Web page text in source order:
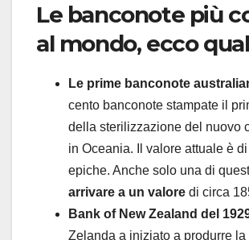
Le banconote più
al mondo, ecco
Le prime banconote
cento banconote stampate il
della sterilizzazione del nuovo
in Oceania. Il valore attuale è
epiche. Anche solo una di
arrivare a un valore di circa
Bank of New Zealand del
Zelanda a iniziato a produrre la